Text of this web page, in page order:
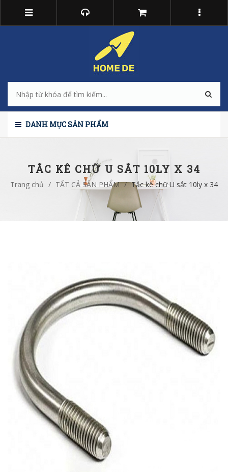
DANH MỤC SẢN PHẨM
TẮC KÊ CHỮ U SẮT 10LY X 34
Trang chủ / TẤT CẢ SẢN PHẨM / Tắc kê chữ U sắt 10ly x 34